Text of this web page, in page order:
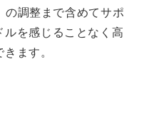
の調整まで含めてサポ
ルを感じることなく高
ます。